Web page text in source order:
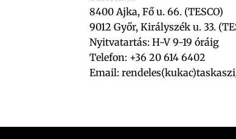
8400 Ajka, Fő u. 66. (TESCO)
9012 Győr, Királyszék u. 33.
Nyitvatartás: H-V 9-19 óráig
Telefon: +36 20 614 6402
Email: